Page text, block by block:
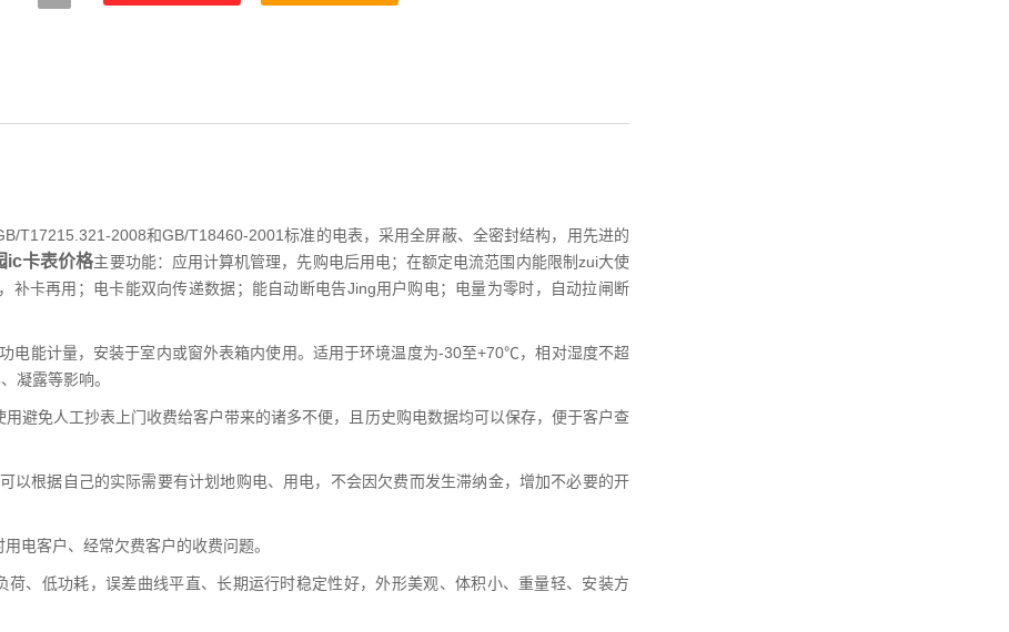
T17215.321-2008和GB/T18460-2001标准的电表，采用全屏蔽、全密封结构，用先进的
ic卡表价格主要功能：应用计算机管理，先购电后用电；在额定电流范围内能限制zui大使
补卡再用；电卡能双向传递数据；能自动断电告Jing用户购电；电量为零时，自动拉闸断
电能计量，安装于室内或窗外表箱内使用。适用于环境温度为-30至+70℃，相对湿度不超
凝露等影响。
避免人工抄表上门收费给客户带来的诸多不便，且历史购电数据均可以保存，便于客户查
以根据自己的实际需要有计划地购电、用电，不会因欠费而发生滞纳金，增加不必要的开
电客户、经常欠费客户的收费问题。
、低功耗，误差曲线平直、长期运行时稳定性好，外形美观、体积小、重量轻、安装方